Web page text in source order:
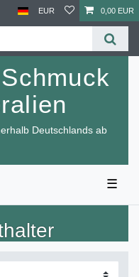
EUR 0,00 EUR
Deutschlands ab
☰